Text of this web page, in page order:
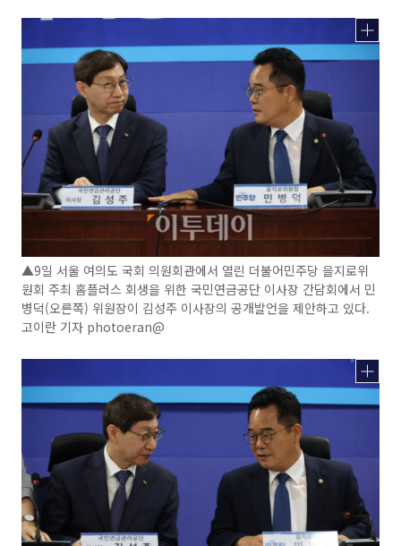
▲9일 서울 여의도 국회 의원회관에서 열린 더불어민주당 을지로위
원회 주최 홈플러스 회생을 위한 국민연금공단 이사장 간담회에서 민
병덕(오른쪽) 위원장이 김성주 이사장의 공개발언을 제안하고 있다.
고이란 기자 photoeran@